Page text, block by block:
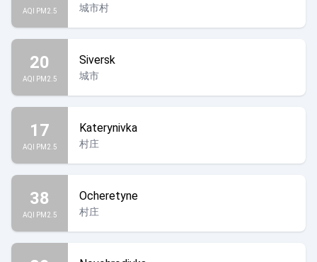
AQI PM2.5 城市村
20
AQI PM2.5
Siversk
城市
17
AQI PM2.5
Katerynivka
村庄
38
AQI PM2.5
Ocheretyne
村庄